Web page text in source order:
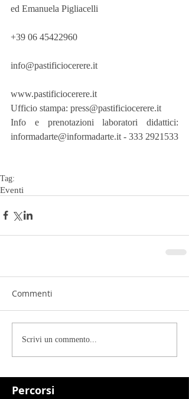
Percorsi
ed Emanuela Pigliacelli
+39 06 45422960
info@pastificiocerere.it
www.pastificiocerere.it
Ufficio stampa: press@pastificiocerere.it
Info e prenotazioni laboratori didattici:
informadarte@informadarte.it - 333 2921533
Tag:
Eventi
Commenti
Scrivi un commento...